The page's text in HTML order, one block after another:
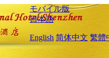
モバイル版
日本語
English 简体中文 繁體